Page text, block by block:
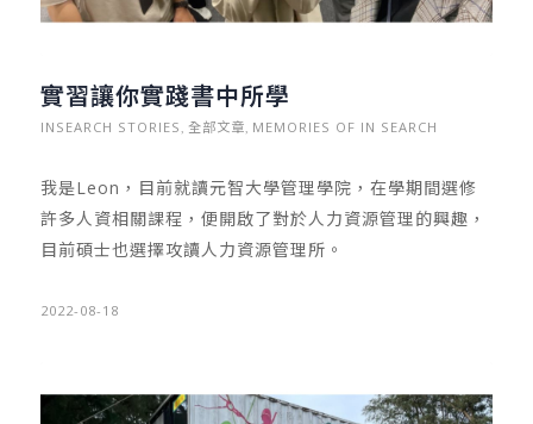
實習讓你實踐書中所學
INSEARCH STORIES 全部文章 MEMORIES OF IN SEARCH
我是Leon，目前就讀元智大學管理學院，在學期間選修
許多人資相關課程，便開啟了對於人力資源管理的興趣，
目前碩士也選擇攻讀人力資源管理所。
2022-08-18